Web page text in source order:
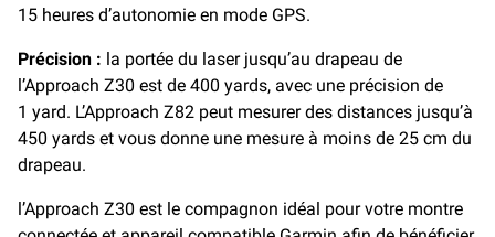
15 heures d’autonomie en mode GPS.
Précision : la portée du laser jusqu’au drapeau de
l’Approach Z30 est de 400 yards, avec une précision de
1 yard. L’Approach Z82 peut mesurer des distances jusqu’à
450 yards et vous donne une mesure à moins de 25 cm du
drapeau.
l’Approach Z30 est le compagnon idéal pour votre montre